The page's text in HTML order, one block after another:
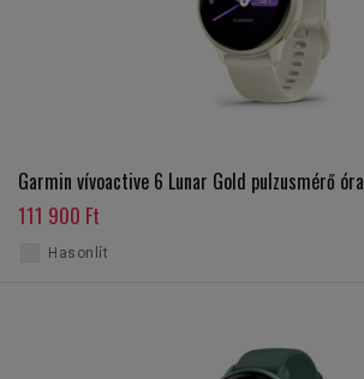
Garmin vívoactive 6 Lunar Gold pulzusmérő óra
111 900 Ft
Hasonlít